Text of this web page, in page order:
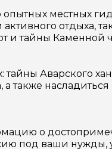
местных
отдыха,
и тайны Каменной
Аварского
а также
о
под ваши